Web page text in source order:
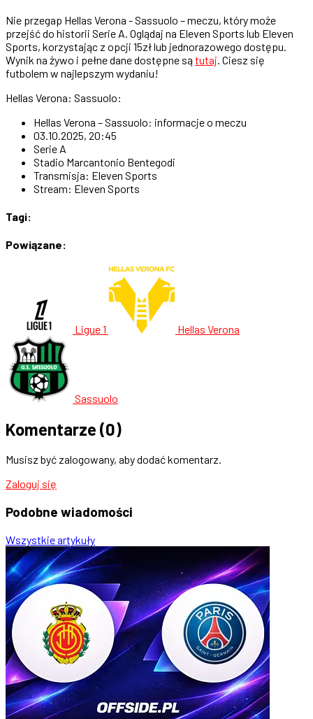
Nie przegap Hellas Verona - Sassuolo – meczu, który może
przejść do historii Serie A. Oglądaj na Eleven Sports lub Eleven
Sports, korzystając z opcji 15zł lub jednorazowego dostępu.
Wynik na żywo i pełne dane dostępne sątutaj. Ciesz się
futbolem w najlepszym wydaniu!
Hellas Verona: Sassuolo:
Hellas Verona – Sassuolo: informacje o meczu
03.10.2025, 20:45
Serie A
Stadio Marcantonio Bentegodi
Transmisja: Eleven Sports
Stream: Eleven Sports
Tagi:
Powiązane:
Ligue 1 Hellas Verona
Sassuolo
Komentarze (0)
Musisz być zalogowany, aby dodać komentarz.
Zaloguj się
Podobne wiadomości
Wszystkie artykuły